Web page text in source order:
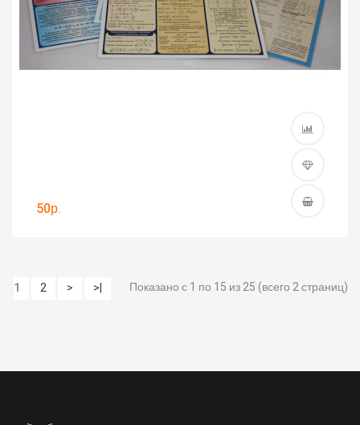
50р.
1 2 > >| Показано с 1 по 15 из 25 (всего 2 страниц)